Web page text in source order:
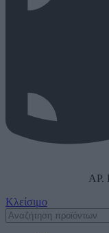
ΑΡ.
Κλείσιμο